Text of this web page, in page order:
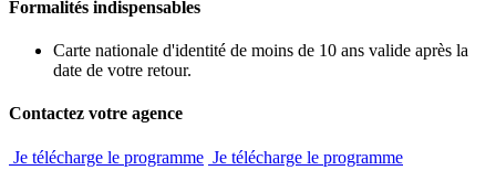
Formalités indispensables
Carte nationale d'identité de moins de 10 ans valide après la
date de votre retour.
Contactez votre agence
Je télécharge le programme Je télécharge le programme